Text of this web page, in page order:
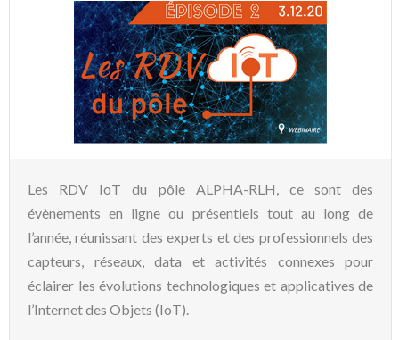
Les RDV IoT du pôle ALPHA-RLH, ce sont des
évènements en ligne ou présentiels tout au long de
l’année, réunissant des experts et des professionnels des
capteurs, réseaux, data et activités connexes pour
éclairer les évolutions technologiques et applicatives de
l’Internet des Objets (IoT).